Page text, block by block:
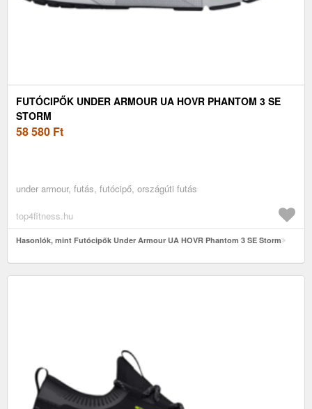
FUTÓCIPŐK UNDER ARMOUR UA HOVR PHANTOM 3 SE
STORM
58 580 Ft
under armour, futás, futócipő, országúti futás
top4fitness.hu
Hasonlók, mint Futócipők Under Armour UA HOVR Phantom 3 SE Storm